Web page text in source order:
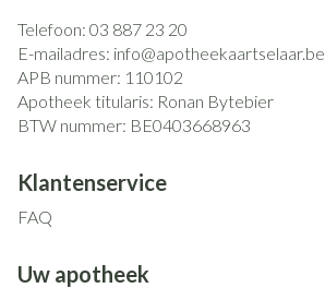
Telefoon: 03 887 23 20
E-mailadres: info@apotheekaartselaar.be
APB nummer: 110102
Apotheek titularis: Ronan Bytebier
BTW nummer: BE0403668963
Klantenservice
FAQ
Uw apotheek